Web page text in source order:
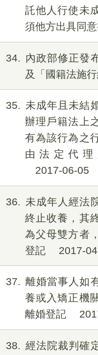
託他人行使未
須他方出具同
34
內政部修正發
及「國籍法施行
35
未成年且未結
辦理戶籍法上
有為該行為之
由法定代理
2017-06-05
36
未成年人經法
終止收養，其
為父母雙方者
登記
2017-
37
離婚當事人如
養或入矯正機
離婚登記
38
經法院裁判確